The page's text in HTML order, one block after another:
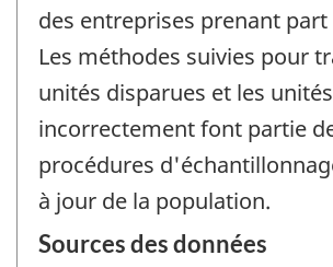
des entreprises prenant part
Les méthodes suivies pour
unités disparues et les
incorrectement font partie
procédures
à jour de la population.
Sources des données